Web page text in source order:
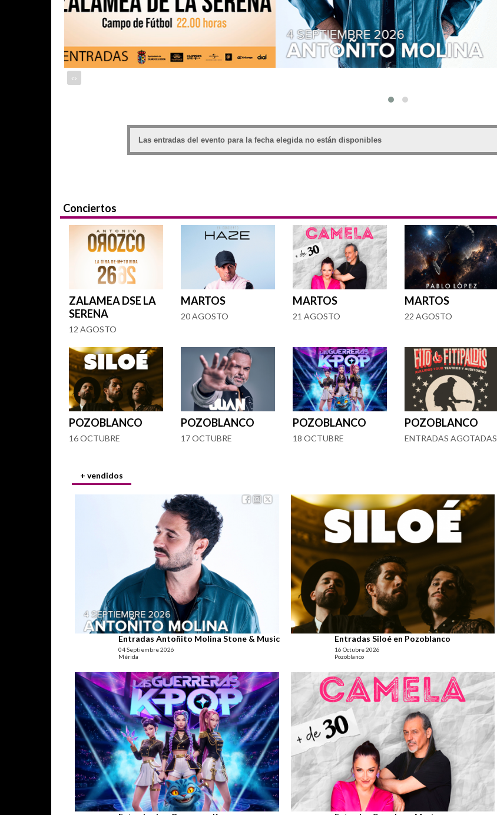
‹›
Las entradas del evento para la fecha elegida no están disponibles
Conciertos
ZALAMEA DSE LA
SERENA
12 AGOSTO
MARTOS
20 AGOSTO
MARTOS
21 AGOSTO
MARTOS
22 AGOSTO
POZOBLANCO
16 OCTUBRE
POZOBLANCO
17 OCTUBRE
POZOBLANCO
18 OCTUBRE
POZOBLANCO
ENTRADAS AGOTADAS
+ vendidos
Entradas Antoñito Molina Stone & Music
04 Septiembre 2026
Mérida
Entradas Siloé en Pozoblanco
16 Octubre 2026
Pozoblanco